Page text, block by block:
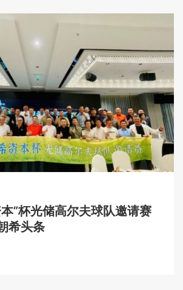
”杯光储高尔夫球队邀请赛
希头条